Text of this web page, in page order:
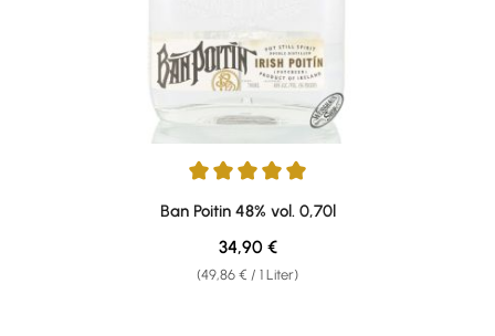
Durchschnittliche Bewertung von 5 von 5 Sternen
Ban Poitin 48% vol. 0,70l
(49,86 € / 1 Liter)
Regulärer Preis:
34,90 €